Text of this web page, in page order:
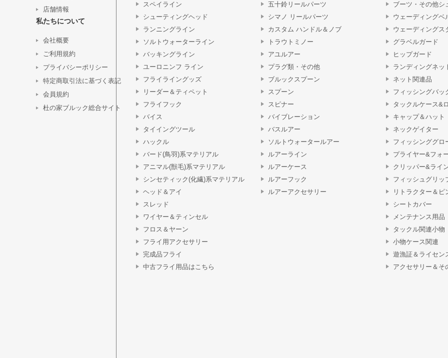
店舗情報
私たちについて
会社概要
ご利用規約
プライバシーポリシー
特定商取引法に基づく表記
会員規約
杜の家ブルック総合サイト
スペイライン
シューティングヘッド
ランニングライン
ソルトウォーターライン
バッキングライン
ユーロニンフ ライン
フライライングッズ
リーダー＆ティペット
フライフック
バイス
タイイングツール
ハックル
バード(鳥羽)系マテリアル
アニマル(獣毛)系マテリアル
シンセティック(化繊)系マテリアル
ヘッド＆アイ
スレッド
ワイヤー＆ティンセル
フロス＆ヤーン
フライ用アクセサリー
完成品フライ
中古フライ用品はこちら
五十鈴リールパーツ
シマノ リールパーツ
カスタム ハンドル＆ノブ
トラウトミノー
アユルアー
プラグ類・その他
ブルックスプーン
スプーン
スピナー
バイブレーション
バスルアー
ソルトウォータールアー
ルアーライン
ルアーケース
ルアーフック
ルアーアクセサリー
ブーツ・その他シ
ウェーディングベ
ウェーディングス
グラベルガード
ヒップガード
ランディングネッ
ネット関連品
フィッシングバッ
タックルケース&
キャップ＆ハット
ネックゲイター
フィッシンググロ
プライヤー&フォ
クリッパー&ライ
フィッシュグリッ
リトラクター＆ピ
シートカバー
メンテナンス用品
タックル関連小物
小物ケース関連
遊漁証＆ライセン
アクセサリー＆そ